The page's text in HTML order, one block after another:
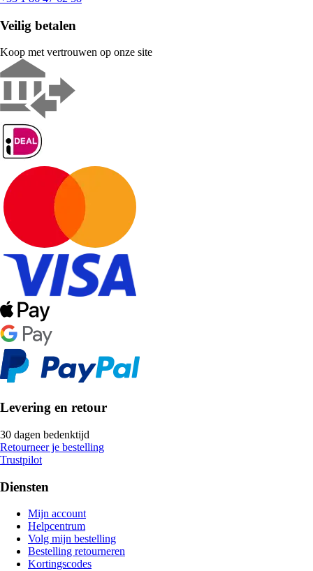
Veilig betalen
Koop met vertrouwen op onze site
Levering en retour
30 dagen bedenktijd
Retourneer je bestelling
Trustpilot
Diensten
Mijn account
Helpcentrum
Volg mijn bestelling
Bestelling retourneren
Kortingscodes